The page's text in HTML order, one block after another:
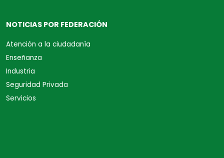
NOTICIAS POR FEDERACIÓN
Atención a la ciudadanía
Enseñanza
Industria
Seguridad Privada
Servicios